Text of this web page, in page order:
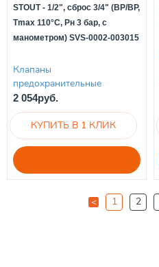
STOUT - 1/2", сброс 3/4" (ВР/ВР,
Tmax 110°C, Рн 3 бар, с
манометром) SVS-0002-003015
Клапаны
предохранительные
2 054руб.
< 1 2